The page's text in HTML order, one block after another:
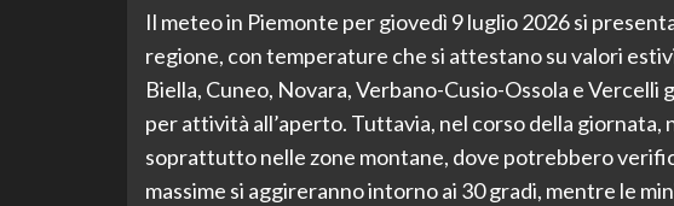
Il meteo in Piemonte per giovedì 9 luglio 2026 si
regione, con temperature che si attestano su valori
Biella, Cuneo, Novara, Verbano-Cusio-Ossola e
per attività all’aperto. Tuttavia, nel corso della giornata,
soprattutto nelle zone montane, dove potrebbero
massime si aggireranno intorno ai 30 gradi, mentre le